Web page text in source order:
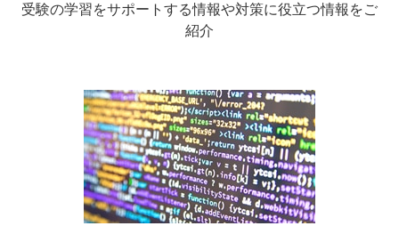
受験の学習をサポートする情報や対策に役立つ情報をご
紹介